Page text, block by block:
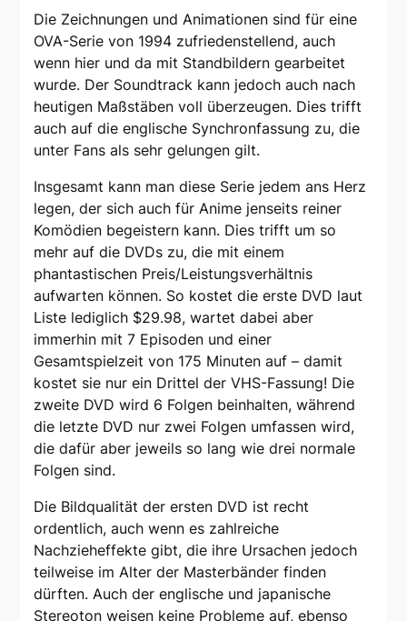
Die Zeichnungen und Animationen sind für eine
OVA-Serie von 1994 zufriedenstellend, auch
wenn hier und da mit Standbildern gearbeitet
wurde. Der Soundtrack kann jedoch auch nach
heutigen Maßstäben voll überzeugen. Dies trifft
auch auf die englische Synchronfassung zu, die
unter Fans als sehr gelungen gilt.
Insgesamt kann man diese Serie jedem ans Herz
legen, der sich auch für Anime jenseits reiner
Komödien begeistern kann. Dies trifft um so
mehr auf die DVDs zu, die mit einem
phantastischen Preis/Leistungsverhältnis
aufwarten können. So kostet die erste DVD laut
Liste lediglich $29.98, wartet dabei aber
immerhin mit 7 Episoden und einer
Gesamtspielzeit von 175 Minuten auf – damit
kostet sie nur ein Drittel der VHS-Fassung! Die
zweite DVD wird 6 Folgen beinhalten, während
die letzte DVD nur zwei Folgen umfassen wird,
die dafür aber jeweils so lang wie drei normale
Folgen sind.
Die Bildqualität der ersten DVD ist recht
ordentlich, auch wenn es zahlreiche
Nachzieheffekte gibt, die ihre Ursachen jedoch
teilweise im Alter der Masterbänder finden
dürften. Auch der englische und japanische
Stereoton weisen keine Probleme auf, ebenso